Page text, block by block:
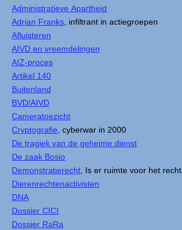
Administratieve Apartheid
Adrian Franks , infiltrant in actiegroepen
Afluisteren
AIVD en vreemdelingen
AIZ-proces
Artikel 140
Buitenland
BVD/AIVD
Cameratoezicht
Cryptografie , cyberwar in 2000
De tragiek van de geheime dienst
De zaak Bosio
Demonstratierecht , Is er ruimte voor het recht
Dierenrechtenactivisten
DNA
Dossier CICI
Dossier RaRa